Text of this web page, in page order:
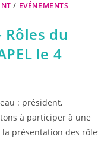
/ EVÉNEMENTS
du
le 4
: président,
à participer à une
présentation des